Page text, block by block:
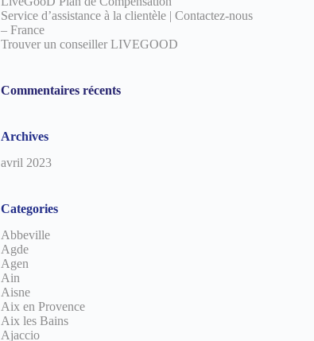
Service d’assistance à la clientèle | Contactez-nous
– France
Trouver un conseiller LIVEGOOD
Commentaires récents
Archives
avril 2023
Categories
Abbeville
Agde
Agen
Ain
Aisne
Aix en Provence
Aix les Bains
Ajaccio